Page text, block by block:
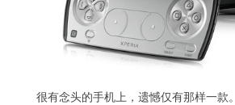
很有念头的手机上，遗憾仅有那样一款。